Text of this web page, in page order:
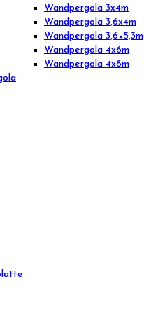
Wandpergola 3x4m
Wandpergola 3,6x4m
Wandpergola 3,6×5,3m
Wandpergola 4x6m
Wandpergola 4x8m